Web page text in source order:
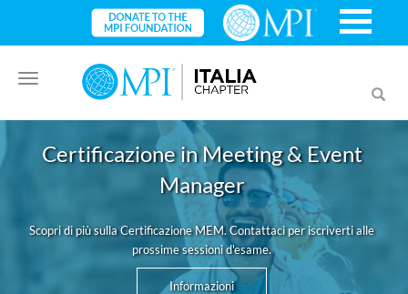
Toggle
navigation
Certificazione in Meeting & Event
Manager
Scopri di più sulla Certificazione MEM. Contattaci per iscriverti alle
prossime sessioni d'esame.
Informazioni